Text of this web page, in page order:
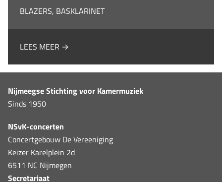
BLAZERS, BASKLARINET
LEES MEER →
Nijmeegse Stichting voor Kamermuziek
Sinds 1950
NSvK-concerten
Concertgebouw De Vereeniging
Keizer Karelplein 2d
6511 NC Nijmegen
Secretariaat